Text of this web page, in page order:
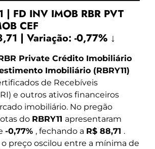
| FD INV IMOB RBR PVT
CEF
| Variação: -0,77% ↓
Private Crédito Imobiliário
Imobiliário (RBRY11)
de Recebíveis
e outros ativos financeiros
imobiliário. No pregão
do RBRY11 apresentaram
-0,77% , fechando a R$ 88,71 .
o preço oscilou entre a mínima de